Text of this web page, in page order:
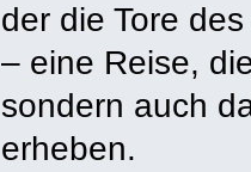
der die Tore
– eine Reise,
sondern auch
erheben.